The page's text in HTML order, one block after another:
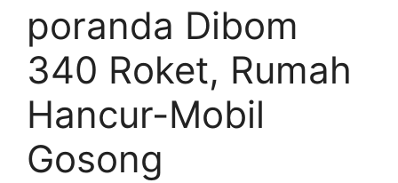
poranda Dibom
340 Roket, Rumah
Hancur-Mobil
Gosong